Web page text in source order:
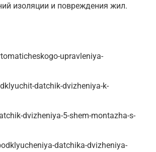
изоляции и повреждения жил.
upravleniya-
datchik-dvizheniya-k-
dvizheniya-5-shem-montazha-s-
datchika-dvizheniya-